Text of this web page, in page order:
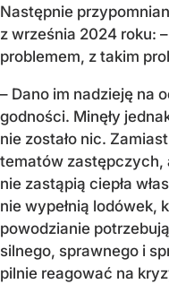
Następnie
z września 2024 roku:
problemem, z takim
– Dano im nadzieję na
godności. Minęły
nie zostało nic.
tematów zastępczych,
nie zastąpią ciepła
nie wypełnią lodówek,
powodzianie
silnego, sprawnego i
pilnie reagować na